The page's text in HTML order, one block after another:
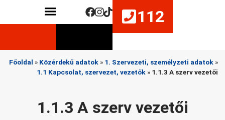
112
Főoldal » Közérdekű adatok » 1. Szervezeti, személyzeti adatok »
1.1 Kapcsolat, szervezet, vezetők » 1.1.3 A szerv vezetői
1.1.3 A szerv vezetői